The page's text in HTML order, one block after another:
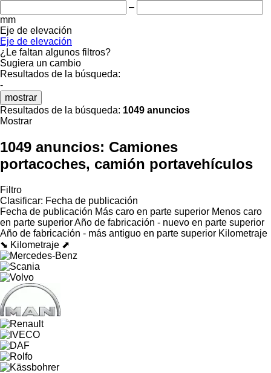
–
mm
Eje de elevación
Eje de elevación
¿Le faltan algunos filtros?
Sugiera un cambio
Resultados de la búsqueda:
-
mostrar
Resultados de la búsqueda: 1049 anuncios
Mostrar
1049 anuncios: Camiones
portacoches, camión portavehículos
Filtro
Clasificar: Fecha de publicación
Fecha de publicación Más caro en parte superior Menos caro
en parte superiorAño de fabricación - nuevo en parte superior
Año de fabricación - más antiguo en parte superior Kilometraje
⬊ Kilometraje ⬈